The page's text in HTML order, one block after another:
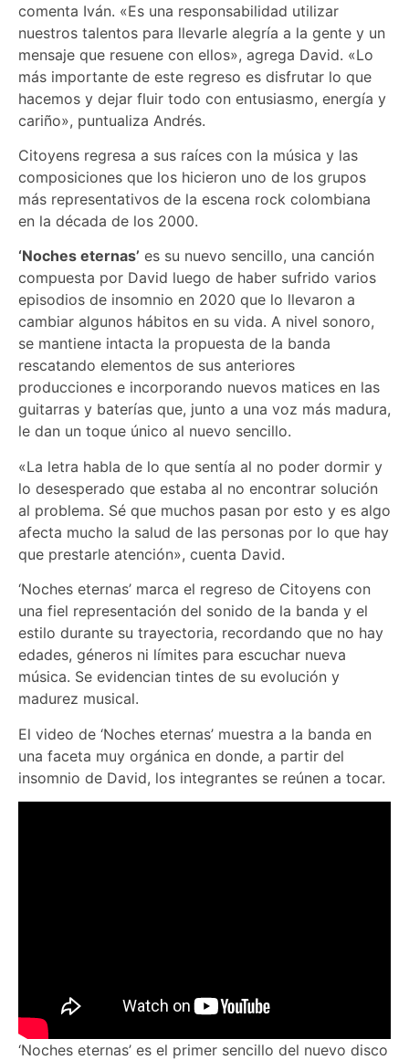
comenta Iván. «Es una responsabilidad utilizar
nuestros talentos para llevarle alegría a la gente y un
mensaje que resuene con ellos», agrega David. «Lo
más importante de este regreso es disfrutar lo que
hacemos y dejar fluir todo con entusiasmo, energía y
cariño», puntualiza Andrés.
Citoyens regresa a sus raíces con la música y las
composiciones que los hicieron uno de los grupos
más representativos de la escena rock colombiana
en la década de los 2000.
‘Noches eternas’ es su nuevo sencillo, una canción
compuesta por David luego de haber sufrido varios
episodios de insomnio en 2020 que lo llevaron a
cambiar algunos hábitos en su vida. A nivel sonoro,
se mantiene intacta la propuesta de la banda
rescatando elementos de sus anteriores
producciones e incorporando nuevos matices en las
guitarras y baterías que, junto a una voz más madura,
le dan un toque único al nuevo sencillo.
«La letra habla de lo que sentía al no poder dormir y
lo desesperado que estaba al no encontrar solución
al problema. Sé que muchos pasan por esto y es algo
afecta mucho la salud de las personas por lo que hay
que prestarle atención», cuenta David.
‘Noches eternas’ marca el regreso de Citoyens con
una fiel representación del sonido de la banda y el
estilo durante su trayectoria, recordando que no hay
edades, géneros ni límites para escuchar nueva
música. Se evidencian tintes de su evolución y
madurez musical.
El video de ‘Noches eternas’ muestra a la banda en
una faceta muy orgánica en donde, a partir del
insomnio de David, los integrantes se reúnen a tocar.
‘Noches eternas’ es el primer sencillo del nuevo disco